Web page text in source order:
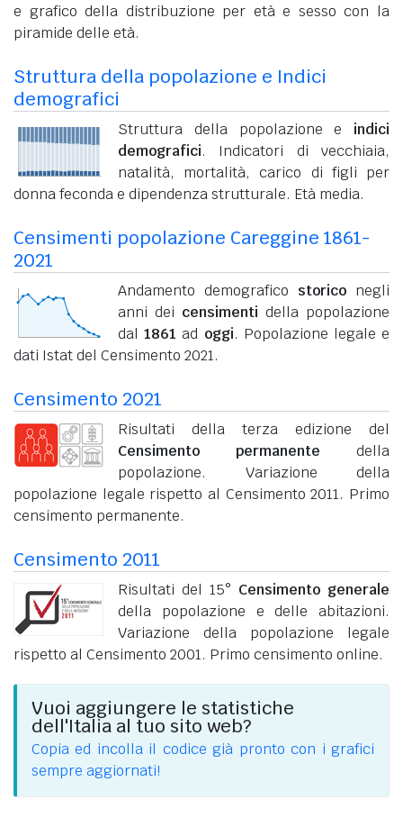
e grafico della distribuzione per età e sesso con la
piramide delle età.
Struttura della popolazione e Indici
demografici
Struttura della popolazione e indici
demografici. Indicatori di vecchiaia,
natalità, mortalità, carico di figli per
donna feconda e dipendenza strutturale. Età media.
Censimenti popolazione Careggine 1861-
2021
Andamento demografico storico negli
anni dei censimenti della popolazione
dal1861 ad oggi. Popolazione legale e
dati Istat del Censimento 2021.
Censimento 2021
Risultati della terza edizione del
Censimento permanente della
popolazione. Variazione della
popolazione legale rispetto al Censimento 2011. Primo
censimento permanente.
Censimento 2011
Risultati del 15° Censimento generale
della popolazione e delle abitazioni.
Variazione della popolazione legale
rispetto al Censimento 2001. Primo censimento online.
Vuoi aggiungere le statistiche
dell'Italia al tuo sito web?
Copia ed incolla il codice già pronto con i grafici
sempre aggiornati!